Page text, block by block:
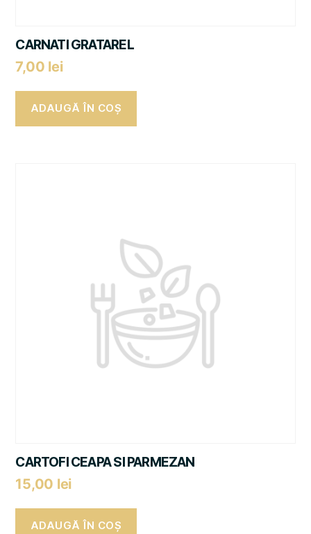
CARNATI GRATAREL
7,00 lei
ADAUGĂ ÎN COȘ
CARTOFI CEAPA SI PARMEZAN
15,00 lei
ADAUGĂ ÎN COȘ